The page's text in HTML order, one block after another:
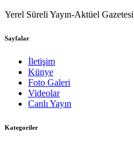
Yerel Süreli Yayın-Aktüel Gazetesi
Sayfalar
İletişim
Künye
Foto Galeri
Videolar
Canlı Yayın
Kategoriler